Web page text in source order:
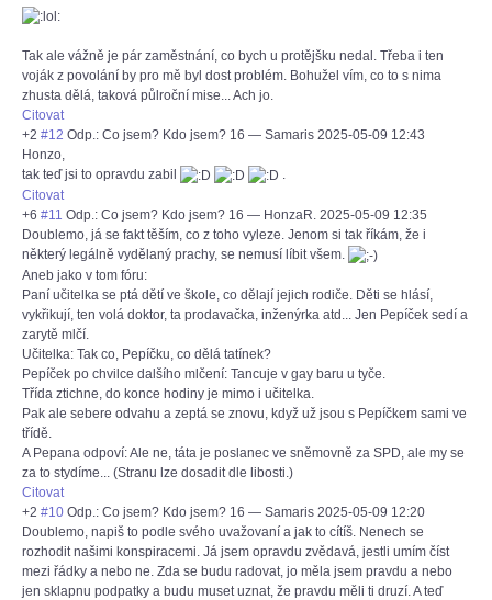
Tak ale vážně je pár zaměstnání, co bych u protějšku nedal. Třeba i ten
voják z povolání by pro mě byl dost problém. Bohužel vím, co to s nima
zhusta dělá, taková půlroční mise... Ach jo.
Citovat
+2 #12 Odp.: Co jsem? Kdo jsem? 16 — Samaris 2025-05-09 12:43
Honzo,
tak teď jsi to opravdu zabil
.
Citovat
+6 #11 Odp.: Co jsem? Kdo jsem? 16 — HonzaR. 2025-05-09 12:35
Doublemo, já se fakt těším, co z toho vyleze. Jenom si tak říkám, že i
některý legálně vydělaný prachy, se nemusí líbit všem.
Aneb jako v tom fóru:
Paní učitelka se ptá dětí ve škole, co dělají jejich rodiče. Děti se hlásí,
vykřikují, ten volá doktor, ta prodavačka, inženýrka atd... Jen Pepíček sedí a
zarytě mlčí.
Učitelka: Tak co, Pepíčku, co dělá tatínek?
Pepíček po chvilce dalšího mlčení: Tancuje v gay baru u tyče.
Třída ztichne, do konce hodiny je mimo i učitelka.
Pak ale sebere odvahu a zeptá se znovu, když už jsou s Pepíčkem sami ve
třídě.
A Pepana odpoví: Ale ne, táta je poslanec ve sněmovně za SPD, ale my se
za to stydíme... (Stranu lze dosadit dle libosti.)
Citovat
+2 #10 Odp.: Co jsem? Kdo jsem? 16 — Samaris 2025-05-09 12:20
Doublemo, napiš to podle svého uvažovaní a jak to cítíš. Nenech se
rozhodit našimi konspiracemi. Já jsem opravdu zvědavá, jestli umím číst
mezi řádky a nebo ne. Zda se budu radovat, jo měla jsem pravdu a nebo
jen sklapnu podpatky a budu muset uznat, že pravdu měli ti druzí. A teď